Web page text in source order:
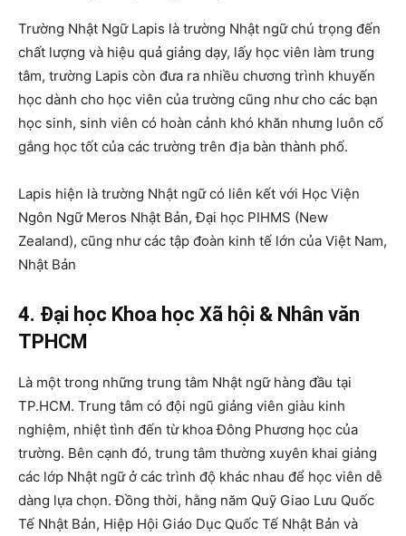
Trường Nhật Ngữ Lapis là trường Nhật ngữ chú trọng đến
chất lượng và hiệu quả giảng dạy, lấy học viên làm trung
tâm, trường Lapis còn đưa ra nhiều chương trình khuyến
học dành cho học viên của trường cũng như cho các bạn
học sinh, sinh viên có hoàn cảnh khó khăn nhưng luôn cố
gắng học tốt của các trường trên địa bàn thành phố.
Lapis hiện là trường Nhật ngữ có liên kết với Học Viện
Ngôn Ngữ Meros Nhật Bản, Đại học PIHMS (New
Zealand), cũng như các tập đoàn kinh tế lớn của Việt Nam,
Nhật Bản
4. Đại học Khoa học Xã hội & Nhân văn
TPHCM
Là một trong những trung tâm Nhật ngữ hàng đầu tại
TP.HCM. Trung tâm có đội ngũ giảng viên giàu kinh
nghiệm, nhiệt tình đến từ khoa Đông Phương học của
trường. Bên cạnh đó, trung tâm thường xuyên khai giảng
các lớp Nhật ngữ ở các trình độ khác nhau để học viên dễ
dàng lựa chọn. Đồng thời, hằng năm Quỹ Giao Lưu Quốc
Tế Nhật Bản, Hiệp Hội Giáo Dục Quốc Tế Nhật Bản và